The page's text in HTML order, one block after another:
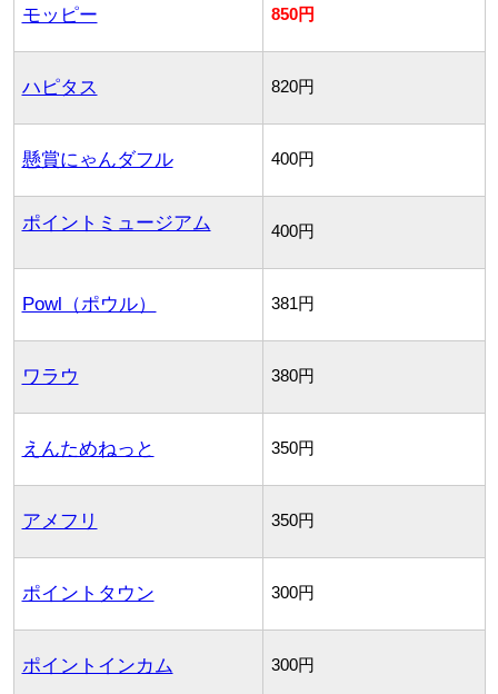
モッピー 850円
ハピタス 820円
懸賞にゃんダフル 400円
ポイントミュージアム 400円
Powl（ポウル） 381円
ワラウ 380円
えんためねっと 350円
アメフリ 350円
ポイントタウン 300円
ポイントインカム 300円